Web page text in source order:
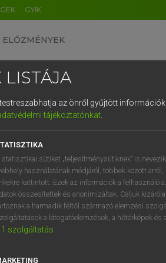
GYIK
ELŐZMÉNYEK
szótár
VAN ELŐFIZETÉSED?
megtekintéséhez.
LISTÁJA
az önről gyűjtött
tájékoztatónkat.
statisztikai sütiket „teljesítménysütiknek” is
használatának módjáról, többek között
kattintott. Ezek az információk a felhasználó
összesítettek és anonimizáltak. Céljuk
a harmadik féltől származó elemzési
a látogatóelemzések, a hőtérképek és
1 szolgáltatás
DE CN FR ES IT NL
1 2 3 4 5 6
q w e r t
a s d f g h
í y x c v b